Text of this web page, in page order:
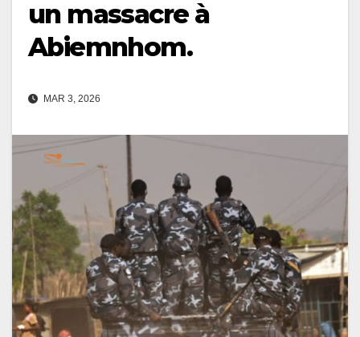
un massacre à
Abiemnhom.
MAR 3, 2026